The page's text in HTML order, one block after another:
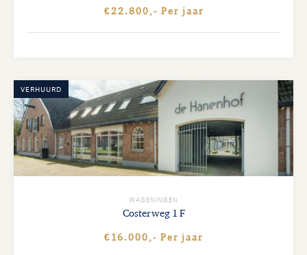
€22.800,- Per jaar
VERHUURD
WAGENINGEN
Costerweg1 F
€16.000,- Per jaar